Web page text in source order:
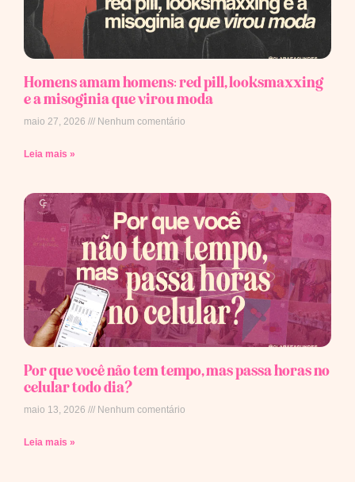
Homens amam homens: red pill, looksmaxxing
e a misoginia que virou moda
maio 27, 2026 Nenhum comentário
Leia mais »
Por que você não tem tempo, mas passa horas no
celular todo dia?
maio 13, 2026 Nenhum comentário
Leia mais »